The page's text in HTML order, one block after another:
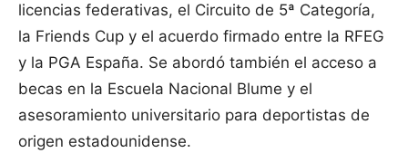
licencias federativas, el Circuito de 5ª Categoría,
la Friends Cup y el acuerdo firmado entre la RFEG
y la PGA España. Se abordó también el acceso a
becas en la Escuela Nacional Blume y el
asesoramiento universitario para deportistas de
origen estadounidense.